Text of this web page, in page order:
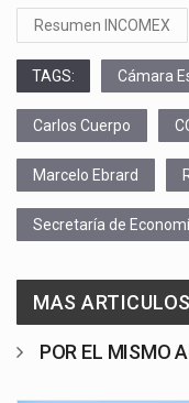
Resumen INCOMEX
TAGS: Cámara
Carlos Cuerpo
Marcelo Ebrard
Secretaría de
MAS ARTICULOS
POR EL MISMO